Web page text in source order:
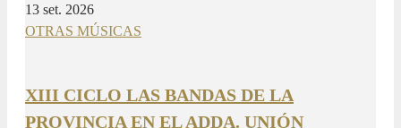
13 set. 2026
OTRAS MÚSICAS
XIII CICLO LAS BANDAS DE LA
PROVINCIA EN EL ADDA. UNIÓN